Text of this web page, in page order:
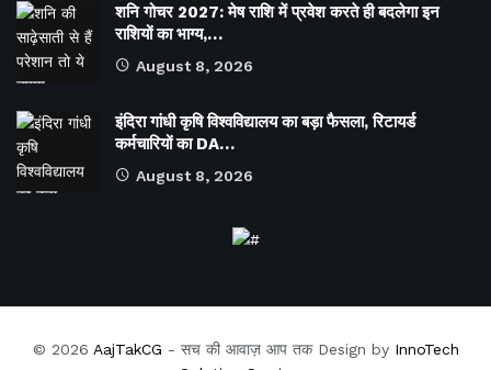
शनि गोचर 2027: मेष राशि में प्रवेश करते ही बदलेगा इन
राशियों का भाग्य,…
August 8, 2026
इंदिरा गांधी कृषि विश्वविद्यालय का बड़ा फैसला, रिटायर्ड
कर्मचारियों का DA…
August 8, 2026
© 2026 AajTakCG - सच की आवाज़ आप तक Design by InnoTech